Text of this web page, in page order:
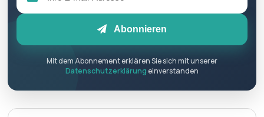
Abonnieren
Mit dem Abonnement erklären Sie sich mit unserer
Datenschutzerklärung einverstanden